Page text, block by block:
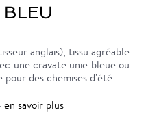
BLEU
anglais), tissu agréable
une cravate unie bleue ou
des chemises d'été.
en savoir plus